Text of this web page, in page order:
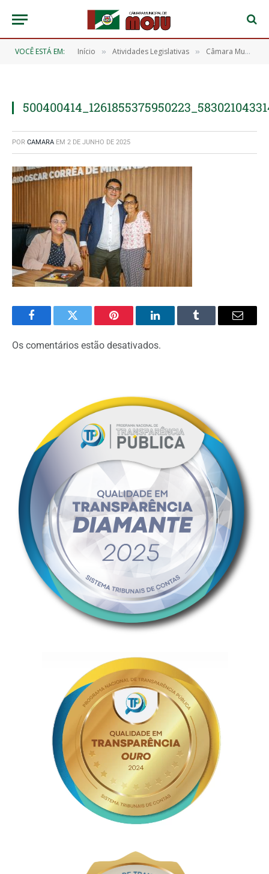
VOCÊ ESTÁ EM: Início » Atividades Legislativas » Câmara Municipal de Moju realiza 14ª Sessão Ordinária de 2025 e aprova 13 requerimentos importantes
POR CAMARA EM 2 DE JUNHO DE 2025
FacebookTwitter Pinterest O
LinkedIn
Tumblr
E-
Os comentários estão desativados.